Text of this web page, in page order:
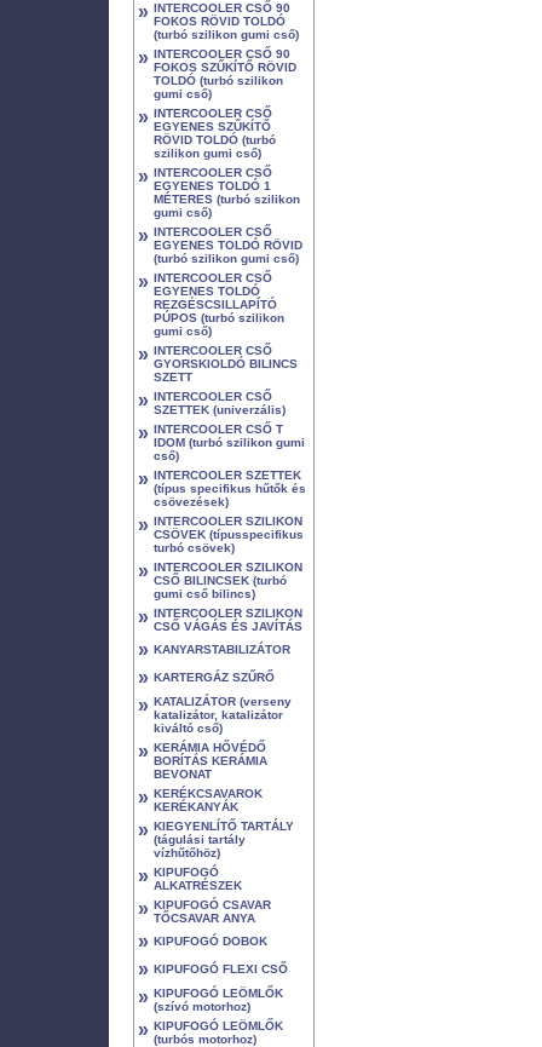
» INTERCOOLER CSŐ 90
FOKOS RÖVID TOLDÓ
(turbó szilikon gumi cső)
» INTERCOOLER CSŐ 90
FOKOS SZŰKÍTŐ RÖVID
TOLDÓ (turbó szilikon
gumi cső)
» INTERCOOLER CSŐ
EGYENES SZŰKÍTŐ
RÖVID TOLDÓ (turbó
szilikon gumi cső)
» INTERCOOLER CSŐ
EGYENES TOLDÓ 1
MÉTERES (turbó szilikon
gumi cső)
» INTERCOOLER CSŐ
EGYENES TOLDÓ RÖVID
(turbó szilikon gumi cső)
» INTERCOOLER CSŐ
EGYENES TOLDÓ
REZGÉSCSILLAPÍTÓ
PÚPOS (turbó szilikon
gumi cső)
» INTERCOOLER CSŐ
GYORSKIOLDÓ BILINCS
SZETT
» INTERCOOLER CSŐ
SZETTEK (univerzális)
» INTERCOOLER CSŐ T
IDOM (turbó szilikon gumi
cső)
» INTERCOOLER SZETTEK
(típus specifikus hűtők és
csövezések)
» INTERCOOLER SZILIKON
CSÖVEK (típusspecifikus
turbó csövek)
» INTERCOOLER SZILIKON
CSŐ BILINCSEK (turbó
gumi cső bilincs)
» INTERCOOLER SZILIKON
CSŐ VÁGÁS ÉS JAVÍTÁS
» KANYARSTABILIZÁTOR
» KARTERGÁZ SZŰRŐ
» KATALIZÁTOR (verseny
katalizátor, katalizátor
kiváltó cső)
» KERÁMIA HŐVÉDŐ
BORÍTÁS KERÁMIA
BEVONAT
» KERÉKCSAVAROK
KERÉKANYÁK
» KIEGYENLÍTŐ TARTÁLY
(tágulási tartály
vízhűtőhöz)
» KIPUFOGÓ
ALKATRÉSZEK
» KIPUFOGÓ CSAVAR
TŐCSAVAR ANYA
» KIPUFOGÓ DOBOK
» KIPUFOGÓ FLEXI CSŐ
» KIPUFOGÓ LEÖMLŐK
(szívó motorhoz)
» KIPUFOGÓ LEÖMLŐK
(turbós motorhoz)